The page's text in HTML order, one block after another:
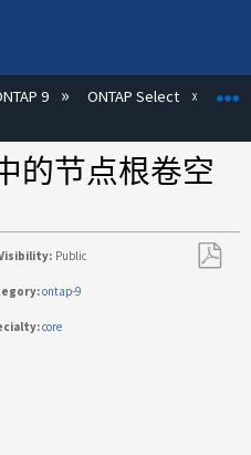
9 ONTAP Select
的节点根卷空
Public
ontap-9
core